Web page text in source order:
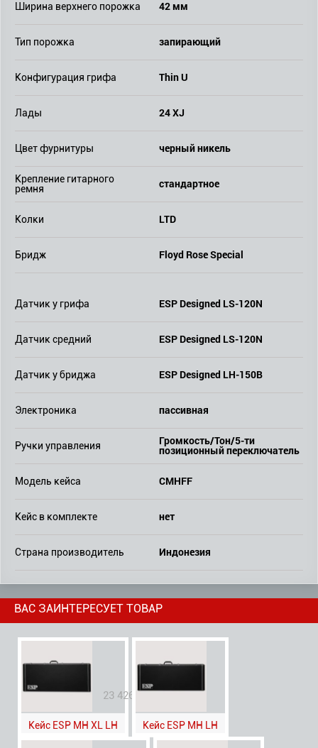
Ширина верхнего порожка 42 мм
Тип порожка запирающий
Конфигурация грифа Thin U
Лады 24 XJ
Цвет фурнитуры черный никель
Крепление гитарного
ремня
стандартное
Колки LTD
Бридж Floyd Rose Special
Датчик у грифа ESP Designed LS-120N
Датчик средний ESP Designed LS-120N
Датчик у бриджа ESP Designed LH-150B
Электроника пассивная
Ручки управления Громкость/Тон/5-ти
позиционный переключатель
Модель кейса CMHFF
Кейс в комплекте нет
Страна производитель Индонезия
ВАС ЗАИНТЕРЕСУЕТ ТОВАР
23 426 р
Кейс ESP MH XL LH Кейс ESP MH LH